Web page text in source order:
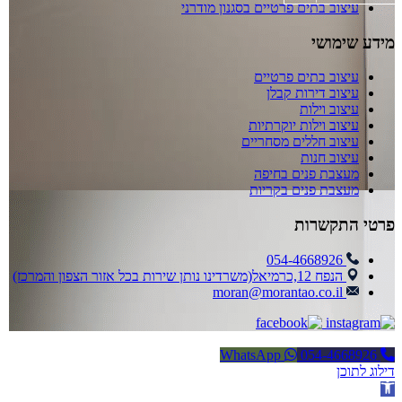
עיצוב בתים פרטיים בסגנון מודרני
מידע שימושי
עיצוב בתים פרטיים
עיצוב דירות קבלן
עיצוב וילות
עיצוב וילות יוקרתיות
עיצוב חללים מסחריים
עיצוב חנות
מעצבת פנים בחיפה
מעצבת פנים בקריות
פרטי התקשרות
הנפח 12,כרמיאל(משרדינו נותן שירות בכל אזור הצפון והמרכז)
דילוג לתוכן
פתח סרגל נגישות